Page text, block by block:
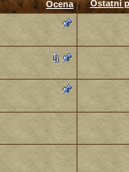
Ocena Ostatni